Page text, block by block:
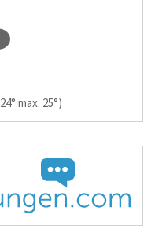
max. 25°)